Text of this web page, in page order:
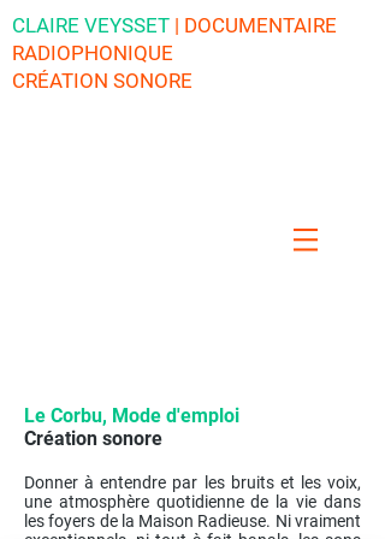
CLAIRE VEYSSET | DOCUMENTAIRE
RADIOPHONIQUE
CRÉATION SONORE
Le Corbu, Mode d'emploi
Création sonore
Donner à entendre par les bruits et les voix,
une atmosphère quotidienne de la vie dans
les foyers de la Maison Radieuse. Ni vraiment